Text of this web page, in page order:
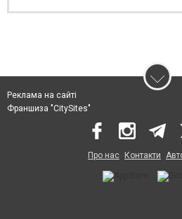
Реклама на сайті
Франшиза "CitySites"
Про нас Контакти